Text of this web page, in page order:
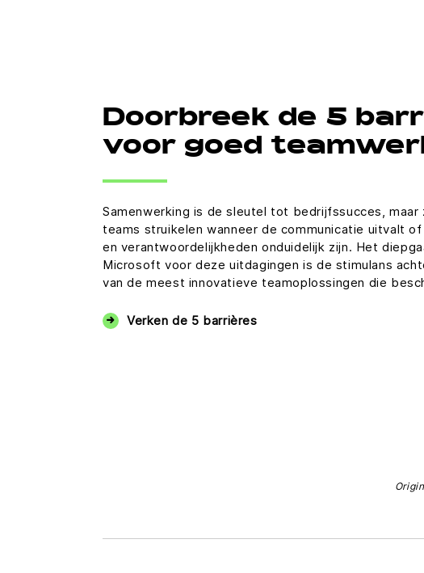
Doorbreek de 5
voor goed
Samenwerking is de sleutel tot bedrijfssucces,
teams struikelen wanneer de communicatie uitvalt
en verantwoordelijkheden onduidelijk zijn. Het
Microsoft voor deze uitdagingen is de stimulans
van de meest innovatieve teamoplossingen die
Verken de 5 barrières